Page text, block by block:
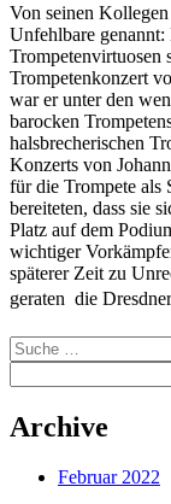
Von seinen
Unfehlbare
Trompetenvirtuosen
Trompetenkonzert
war er unter den
barocken
halsbrecherischen
Konzerts von
für die Trompete als
bereiteten, dass sie
Platz auf dem
wichtiger
späterer Zeit zu
geraten  die
Suche
nach:
Archive
Februar 2022